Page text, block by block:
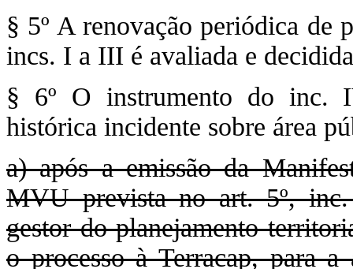
§ 5º A renovação periódica de
incs. I a III é avaliada e
§ 6º O instrumento do inc.
histórica incidente sobre área
a) após a emissão da
MVU prevista no art. 5º,
gestor do planejamento
o processo à Terracap, para